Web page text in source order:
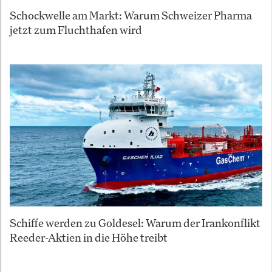
Schockwelle am Markt: Warum Schweizer Pharma
jetzt zum Fluchthafen wird
Schiffe werden zu Goldesel: Warum der Irankonflikt
Reeder-Aktien in die Höhe treibt